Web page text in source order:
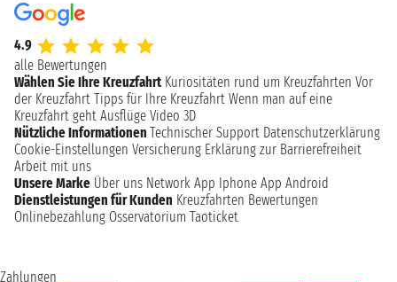
4.9
alle Bewertungen
Wählen Sie Ihre Kreuzfahrt Kuriositäten rund um Kreuzfahrten Vor
der Kreuzfahrt Tipps für Ihre Kreuzfahrt Wenn man auf eine
Kreuzfahrt geht Ausflüge Video 3D
Nützliche Informationen Technischer Support Datenschutzerklärung
Cookie-Einstellungen Versicherung Erklärung zur Barrierefreiheit
Arbeit mit uns
Unsere Marke Über uns Network App Iphone App Android
Dienstleistungen für Kunden Kreuzfahrten Bewertungen
Onlinebezahlung Osservatorium Taoticket
Zahlungen